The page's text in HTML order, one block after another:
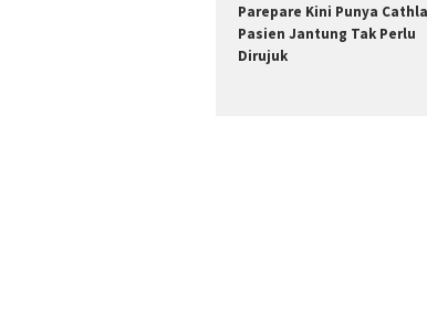
Parepare Kini Punya
Pasien Jantung Tak Perlu
Dirujuk